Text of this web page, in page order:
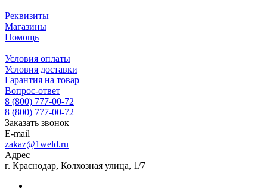
Реквизиты
Магазины
Помощь
Условия оплаты
Условия доставки
Гарантия на товар
Вопрос-ответ
8 (800) 777-00-72
8 (800) 777-00-72
Заказать звонок
E-mail
zakaz@1weld.ru
Адрес
г. Краснодар, Колхозная улица, 1/7